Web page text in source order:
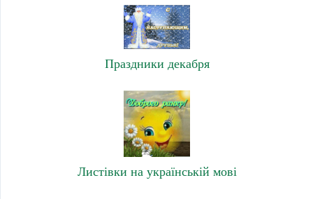
Праздники декабря
Листівки на українській мові